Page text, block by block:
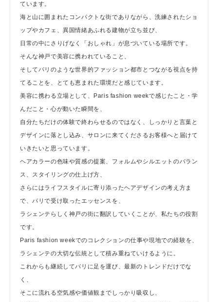
ています。
海と山に囲まれたコンパクトな街でありながら、洗練されたショ
ップやカフェ、異国情緒あふれる建物が立ち並び、
日常の中にさりげなく「おしゃれ」が息づいている場所です。
そんな神戸で美容に携われていること、
そしてパリのような世界的ファッション都市とつながる視点を持
てることを、とても恵まれた環境だと感じています。
美容に携わる立場として、Paris fashion weekで感じたこと・学
んだこと・心が動いた瞬間を、
自分たちだけの体験で終わらせるのではなく、しっかりと言葉と
デザインに落とし込み、サロンに来てくださるお客様へと届けて
いきたいと思っています。
ヘアカラーの色味や質感の提案、フォルムやシルエットのバラン
ス、スタイリングの仕上げ方、
さらにはライフスタイルに寄り添ったヘアデザインの考え方ま
で、パリで受け取ったエッセンスを、
ラシェンテらしく神戸の街に翻訳していくことが、私たちの役割
です。
Paris fashion weekでのコレクションの仕事や現地での経験を、
ラシェンテの大切な伝統として積み重ねていけるように。
これからも継続してパリに足を運び、最新のトレンドだけでな
く、
そこに流れる空気感や価値観までしっかり吸収し、